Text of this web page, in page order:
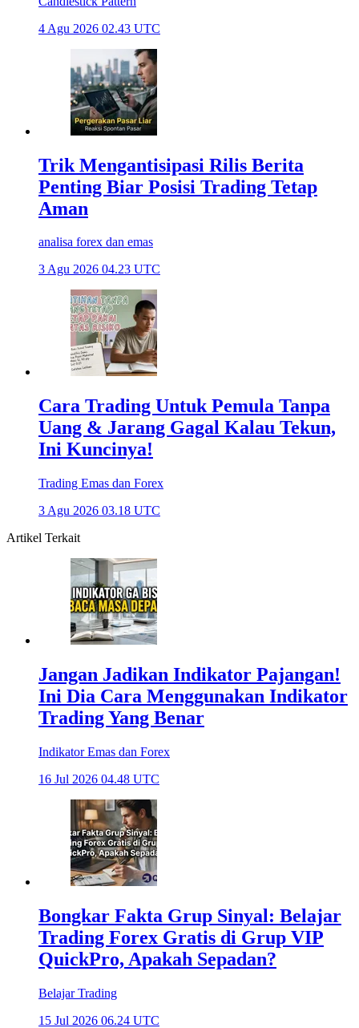
4 Agu 2026 02.43 UTC
Trik Mengantisipasi Rilis Berita
Penting Biar Posisi Trading Tetap
Aman
analisa forex dan emas
3 Agu 2026 04.23 UTC
Cara Trading Untuk Pemula Tanpa
Uang & Jarang Gagal Kalau Tekun,
Ini Kuncinya!
Trading Emas dan Forex
3 Agu 2026 03.18 UTC
Artikel Terkait
Jangan Jadikan Indikator Pajangan!
Ini Dia Cara Menggunakan Indikator
Trading Yang Benar
Indikator Emas dan Forex
16 Jul 2026 04.48 UTC
Bongkar Fakta Grup Sinyal: Belajar
Trading Forex Gratis di Grup VIP
QuickPro, Apakah Sepadan?
Belajar Trading
15 Jul 2026 06.24 UTC